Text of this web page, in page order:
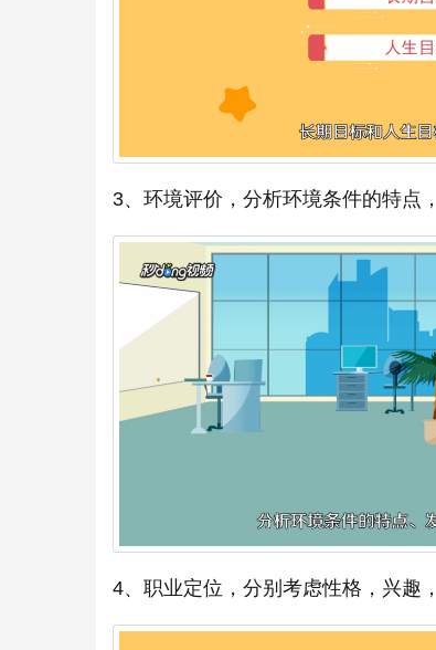
3、环境评价，分析环境条件的特点
4、职业定位，分别考虑性格，兴趣